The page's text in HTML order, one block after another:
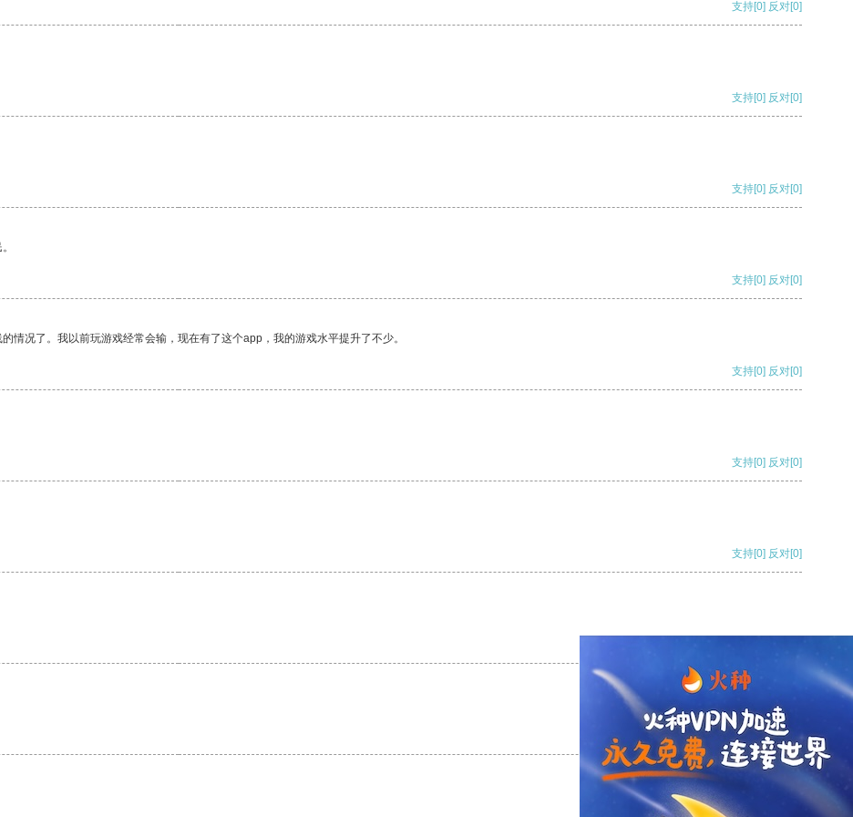
支持[0] 反对[0]
支持[0] 反对[0]
支持[0] 反对[0]
支持[0] 反对[0]
情况了。我以前玩游戏经常会输，现在有了这个app，我的游戏水平提升了不少。
支持[0] 反对[0]
支持[0] 反对[0]
支持[0] 反对[0]
支持 [0] 反对 [0]